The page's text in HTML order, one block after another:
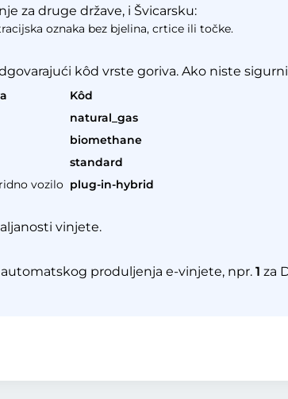
za druge države, i Švicarsku:
oznaka bez bjelina, crtice ili točke.
kôd vrste goriva. Ako niste
Kôd
natural_gas
biomethane
standard
vozilo plug-in-hybrid
vinjete.
produljenja e-vinjete, npr. 1 za